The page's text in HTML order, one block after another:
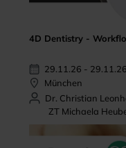
4D Dentistry -
29.11.26 - 29.11.26
München
Dr. Christian
ZT Michaela